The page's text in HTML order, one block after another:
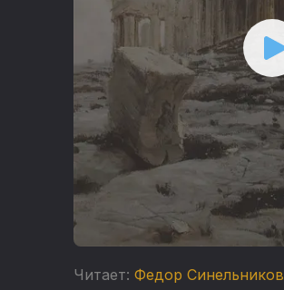
Читает: Федор Синельников